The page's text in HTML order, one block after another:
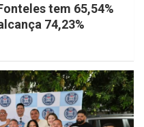
tem 65,54%
74,23%